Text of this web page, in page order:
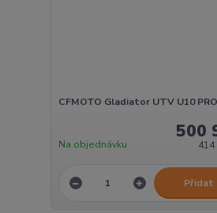
CFMOTO Gladiator UTV U10
500
414
Na objednávku
Přidat